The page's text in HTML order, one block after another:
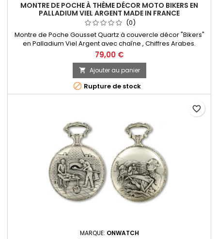
MONTRE DE POCHE À THÈME DÉCOR MOTO BIKERS EN
PALLADIUM VIEL ARGENT MADE IN FRANCE
(0)
Montre de Poche Gousset Quartz à couvercle décor "Bikers"
en Palladium Viel Argent avec chaîne , Chiffres Arabes.
Mouvement Ronda 515 Swiss Parts, 3 aiguilles et dateur à 3h.
Fabrication Française
79,00 €
 Ajouter au panier
 Rupture de stock
MARQUE: ONWATCH
favorite_border